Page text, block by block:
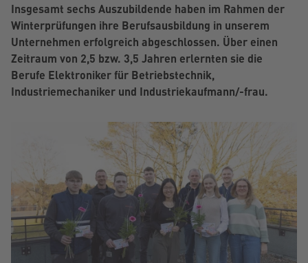
Insgesamt sechs Auszubildende haben im Rahmen der
Winterprüfungen ihre Berufsausbildung in unserem
Unternehmen erfolgreich abgeschlossen. Über einen
Zeitraum von 2,5 bzw. 3,5 Jahren erlernten sie die
Berufe Elektroniker für Betriebstechnik,
Industriemechaniker und Industriekaufmann/-frau.